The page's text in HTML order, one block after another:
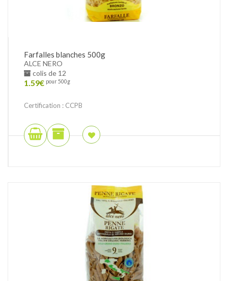
Farfalles blanches 500g
ALCE NERO
colis de 12
1.59€ pour 500g
Certification : CCPB